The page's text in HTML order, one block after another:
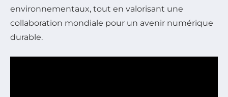
environnementaux, tout en valorisant une
collaboration mondiale pour un avenir numérique
durable.